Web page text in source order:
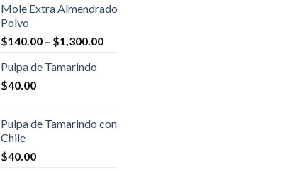
Mole Extra Almendrado
Polvo
$140.00 – $1,300.00
Pulpa de Tamarindo
$40.00
Pulpa de Tamarindo con
Chile
$40.00